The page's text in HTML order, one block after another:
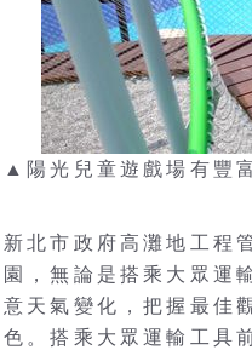
▲陽光兒童遊戲場有豐
新北市政府高灘地工程
園，無論是搭乘大眾運
意天氣變化，把握最佳
色。搭乘大眾運輸工具